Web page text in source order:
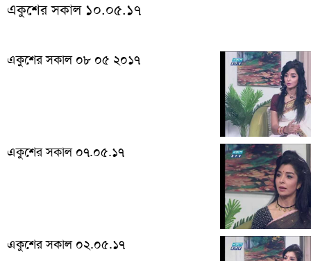
একুশের সকাল ১০.০৫.১৭
একুশের সকাল ০৮ ০৫ ২০১৭
একুশের সকাল ০৭.০৫.১৭
একুশের সকাল ০২.০৫.১৭